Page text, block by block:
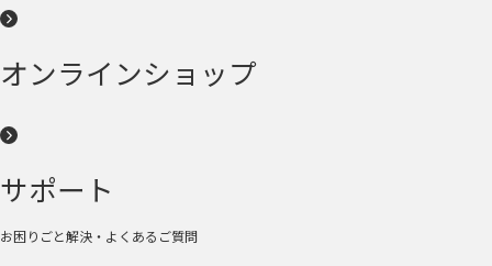
オンラインショップ
サポート
お困りごと解決・よくあるご質問